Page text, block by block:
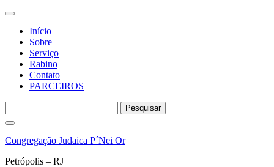
Início
Sobre
Serviço
Rabino
Contato
PARCEIROS
por:
Pular
o
Congregação Judaica P´Nei Or
Petrópolis – RJ